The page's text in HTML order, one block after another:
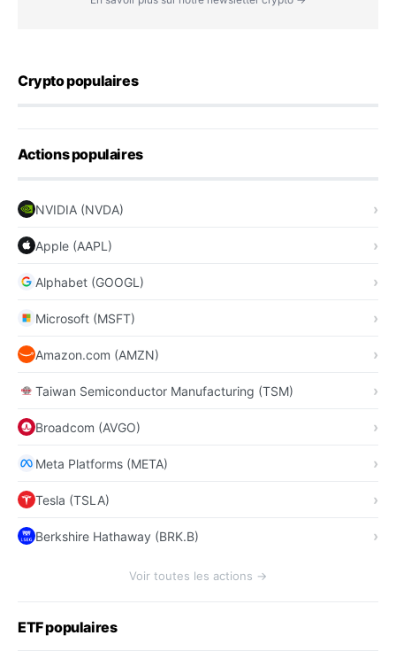
Crypto populaires
Actions populaires
NVIDIA (NVDA)
Apple (AAPL)
Alphabet (GOOGL)
Microsoft (MSFT)
Amazon.com (AMZN)
Taiwan Semiconductor Manufacturing (TSM)
Broadcom (AVGO)
Meta Platforms (META)
Tesla (TSLA)
Berkshire Hathaway (BRK.B)
Voir toutes les actions →
ETF populaires